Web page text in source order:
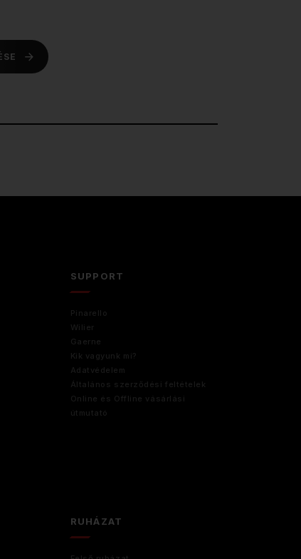
SUPPORT
Pinarello
Wilier
Gaerne
Kik vagyunk mi?
Adatvédelem
Általános szerződési feltételek
Online és Offline vásárlási
útmutató
RUHÁZAT